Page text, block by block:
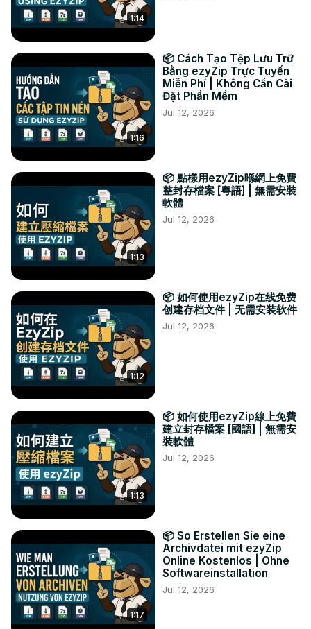
LinkedIn: https://www.linkedin.com/showcase/ezyzip/
Pinterest: https://www.pinterest.com.au/ezyzip/
1:14
1:16
📦 Cách Tạo Tệp Lưu Trữ
Bằng ezyZip Trực Tuyến
Miễn Phí | Không Cần Cài
Đặt Phần Mềm
Jul 12, 2026
1:13
📦 點樣用ezyZip喺網上免費
整封存檔案 [粵語] | 無需安裝
軟體
Jul 12, 2026
1:12
📦 如何使用ezyZip在线免费
创建存档文件 | 无需安装软件
Jul 12, 2026
1:13
📦 如何使用ezyZip線上免費
建立封存檔案 [國語] | 無需安
裝軟體
Jul 12, 2026
1:17
📦 So Erstellen Sie eine
Archivdatei mit ezyZip
Online Kostenlos | Ohne
Softwareinstallation
Jul 12, 2026